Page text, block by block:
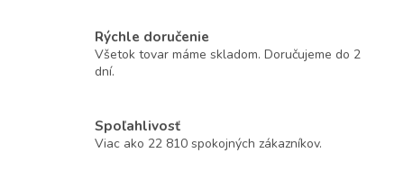
Rýchle doručenie
Všetok tovar máme skladom. Doručujeme do 2
dní.
Spoľahlivosť
Viac ako 22 810 spokojných zákazníkov.